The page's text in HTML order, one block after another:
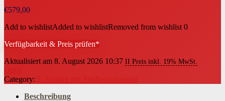
€579,00
Add to wishlistAdded to wishlistRemoved from wishlist 0
Verfügbarkeit & Preis prüfen*
Aktualisiert am 8. August 2026 10:37 II Preis inkl. 19% MwSt.
Category:
Beschreibung